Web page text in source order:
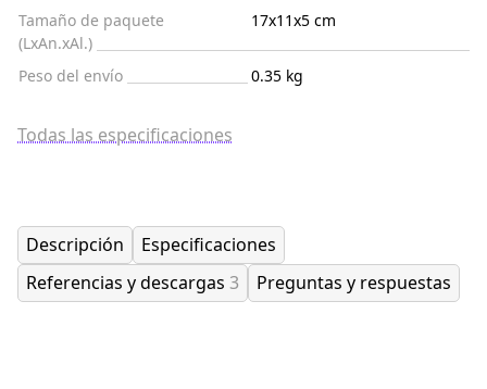
Tamaño de paquete
(LxAn.xAl.)
17x11x5 cm
Peso del envío 0.35 kg
Todas las especificaciones
Descripción
Especificaciones
Referencias y descargas 3 Preguntas y respuestas